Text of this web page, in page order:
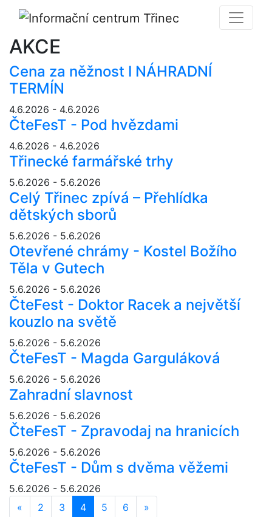
AKCE
Cena za něžnost I NÁHRADNÍ
TERMÍN
4.6.2026 - 4.6.2026
ČteFesT - Pod hvězdami
4.6.2026 - 4.6.2026
Třinecké farmářské trhy
5.6.2026 - 5.6.2026
Celý Třinec zpívá – Přehlídka
dětských sborů
5.6.2026 - 5.6.2026
Otevřené chrámy - Kostel Božího
Těla v Gutech
5.6.2026 - 5.6.2026
ČteFest - Doktor Racek a největší
kouzlo na světě
5.6.2026 - 5.6.2026
ČteFesT - Magda Garguláková
5.6.2026 - 5.6.2026
Zahradní slavnost
5.6.2026 - 5.6.2026
ČteFesT - Zpravodaj na hranicích
5.6.2026 - 5.6.2026
ČteFesT - Dům s dvěma věžemi
5.6.2026 - 5.6.2026
« Předchozí
2 3 4 5 6 »